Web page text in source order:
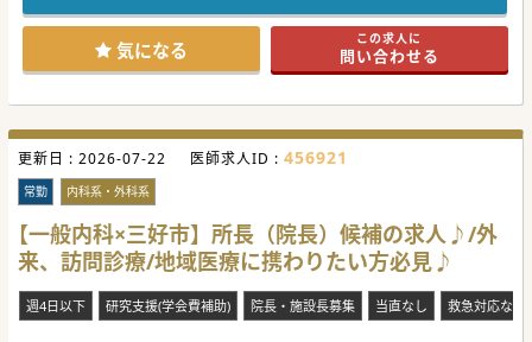
気になる この求人に
問い合わせる
更新日 : 2026-07-22 医師求人ID : 456921
常勤 内科系・外科系
【一般内科×三好市】所長（院長）候補の求人♪/外
来、訪問診療/地域医療に携わりたい方必見♪
週4日以下 研究支援(学会費補助) 院長・施設長募集 当直なし 救急対応なし